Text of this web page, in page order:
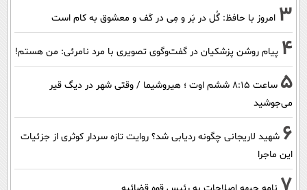
3 امروز با حافظ: گُل در بَر و مِی در کَف و معشوق به کام است
4 پیام روشن پزشکیان در گفت‌و‌گوی تصویری با مرد نامرئی: من هستم!
5
ساعت ۸:۱۵ ششم اوت ؛ هیروشیما / وقتی شهر در دیگ قیر
می‌جوشید
6 شهید لاریجانی چگونه ردیابی شد؟ روایت تازه سردار کوثری از جزئیات
این ماجرا